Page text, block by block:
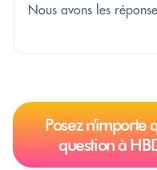
Nous avons les
Posez n'importe
question à